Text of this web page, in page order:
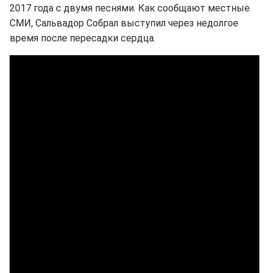
2017 года с двумя песнями. Как сообщают местные
СМИ, Сальвадор Собрал выступил через недолгое
время после пересадки сердца.